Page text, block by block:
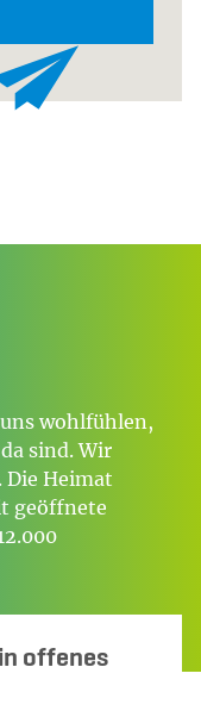
wohlfühlen,
sind. Wir
Die Heimat
geöffnete
offenes